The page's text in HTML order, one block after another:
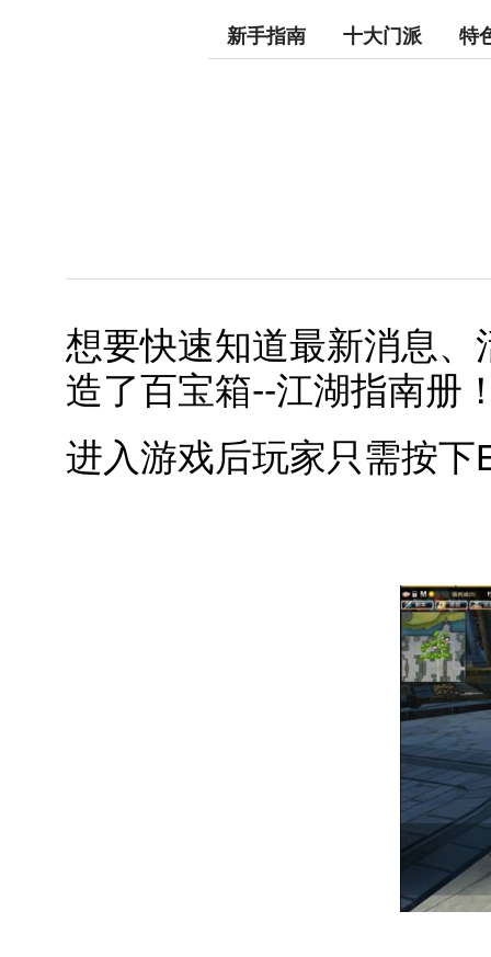
新手指南 十大门派 特
想要快速知道最新消息
造了百宝箱--江湖指南册
进入游戏后玩家只需按